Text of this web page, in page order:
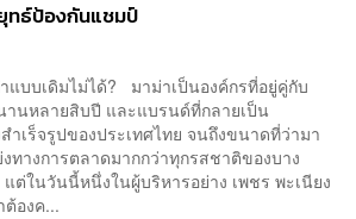
ทธ์ป้องกันแชมป์
แบบเดิมไม่ได้? มาม่าเป็นองค์กรที่อยู่คู่กับ
านหลายสิบปี และแบรนด์ที่กลายเป็น
เร็จรูปของประเทศไทย จนถึงขนาดที่ว่ามา
ทางการตลาดมากกว่าทุกรสชาติของบาง
ในวันนี้หนึ่งในผู้บริหารอย่าง เพชร พะเนียง
ต้องค...